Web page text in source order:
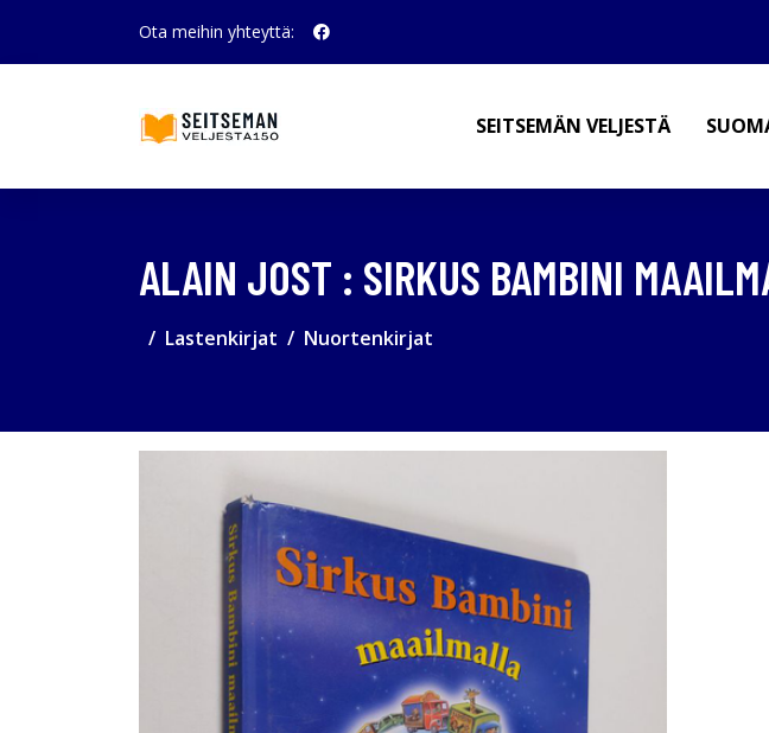
Ota meihin yhteyttä:
SEITSEMÄN VELJESTÄ
ALAIN JOST : SIRKUS BAMBINI
Lastenkirjat Nuortenkirjat